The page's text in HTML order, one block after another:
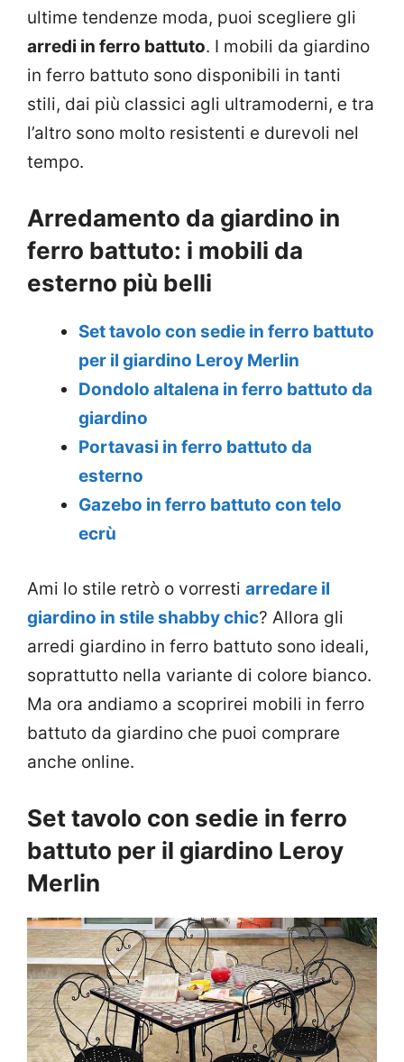
ultime tendenze moda, puoi scegliere gli
arredi in ferro battuto. I mobili da giardino
in ferro battuto sono disponibili in tanti
stili, dai più classici agli ultramoderni, e tra
l’altro sono molto resistenti e durevoli nel
tempo.
Arredamento da giardino in
ferro battuto: i mobili da
esterno più belli
Set tavolo con sedie in ferro battuto
per il giardino Leroy Merlin
Dondolo altalena in ferro battuto da
giardino
Portavasi in ferro battuto da
esterno
Gazebo in ferro battuto con telo
ecrù
Ami lo stile retrò o vorresti arredare il
giardino in stile shabby chic? Allora gli
arredi giardino in ferro battuto sono ideali,
soprattutto nella variante di colore bianco.
Ma ora andiamo a scoprirei mobili in ferro
battuto da giardino che puoi comprare
anche online.
Set tavolo con sedie in ferro
battuto per il giardino Leroy
Merlin